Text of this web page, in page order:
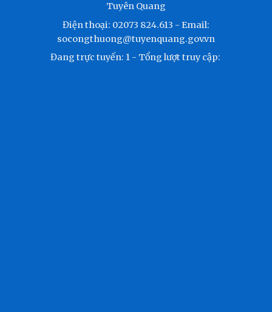
Tuyên Quang
Điện thoại: 02073 824.613 - Email:
socongthuong@tuyenquang.gov.vn
Đang trực tuyến: 1- Tổng lượt truy cập: